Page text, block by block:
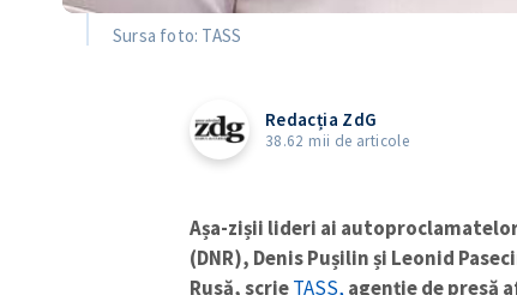
Sursa foto: TASS
Redacția ZdG
38.62 mii de articole
Așa-zișii lideri ai
(DNR), Denis Pușilin și Leonid
Rusă, scrieTASS, agenție de presă